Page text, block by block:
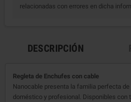
relacionadas con errores en dicha
DESCRIPCIÓN
Regleta de Enchufes con cable
Nanocable presenta la familia perfecta
doméstico y profesional. Disponibles con